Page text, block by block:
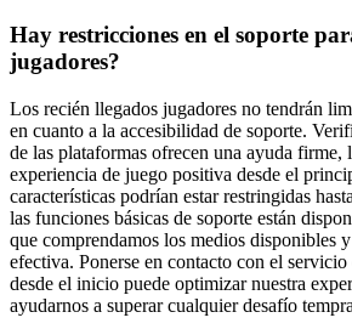
Hay restricciones en el soporte
jugadores?
Los recién llegados jugadores no tendrán
en cuanto a la accesibilidad de soporte.
de las plataformas ofrecen una ayuda firme,
experiencia de juego positiva desde el
características podrían estar restringidas
las funciones básicas de soporte están
que comprendamos los medios disponibles
efectiva. Ponerse en contacto con el
desde el inicio puede optimizar nuestra
ayudarnos a superar cualquier desafío